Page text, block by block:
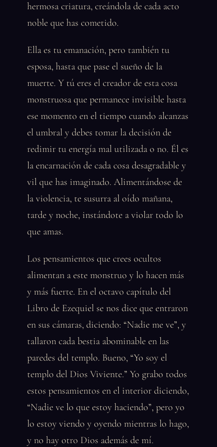
hermosa criatura, creándola de cada acto
noble que has cometido.
Ella es tu emanación, pero también tu
esposa, hasta que pase el sueño de la
muerte. Y tú eres el creador de esta cosa
monstruosa que permanece invisible hasta
ese momento en el tiempo cuando alcanzas
el umbral y debes tomar la decisión de
redimir tu energía mal utilizada o no. Él es
la encarnación de cada cosa desagradable y
vil que has imaginado. Alimentándose de
la violencia, te susurra al oído mañana,
tarde y noche, instándote a violar todo lo
que amas.
Los pensamientos que crees ocultos
alimentan a este monstruo y lo hacen más
y más fuerte. En el octavo capítulo del
Libro de Ezequiel se nos dice que entraron
en sus cámaras, diciendo: “Nadie me ve”, y
tallaron cada bestia abominable en las
paredes del templo. Bueno, “Yo soy el
templo del Dios Viviente.” Yo grabo todos
estos pensamientos en el interior diciendo,
“Nadie ve lo que estoy haciendo”, pero yo
lo estoy viendo y oyendo mientras lo hago,
y no hay otro Dios además de mí.